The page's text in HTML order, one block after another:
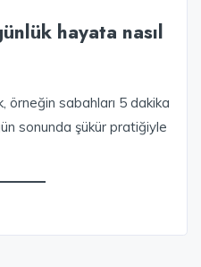
hayata nasıl
örneğin sabahları 5 dakika
sonunda şükür pratiğiyle